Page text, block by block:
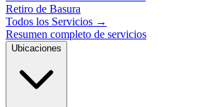
Retiro de Basura
Todos los Servicios →
Resumen completo de servicios
Ubicaciones